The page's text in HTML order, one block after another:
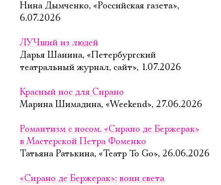
Нина Дымченко, «Российская газета»,
6.07.2026
ЛУЧший из людей
Дарья Шанина, «Петербургский
театральный журнал, сайт», 1.07.2026
Красный нос для Сирано
Марина Шимадина, «Weekend», 27.06.2026
Романтизм с носом. «Сирано де Бержерак»
в Мастерской Петра Фоменко
Татьяна Ратькина, «Театр To Go», 26.06.2026
«Сирано де Бержерак»: воин света